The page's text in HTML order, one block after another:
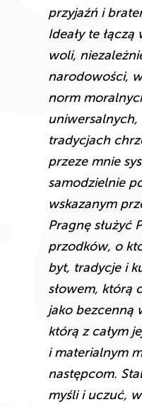
przyjaźń i
Ideały te
woli,
narodowości,
norm
tradycjach
przeze mnie
samodzielnie
wskazanym
Pragnę służyć
przodków, o
byt, tradycje i
słowem, którą
jako bezcenną
którą z całym
i materialnym
następcom.
myśli i uczuć,